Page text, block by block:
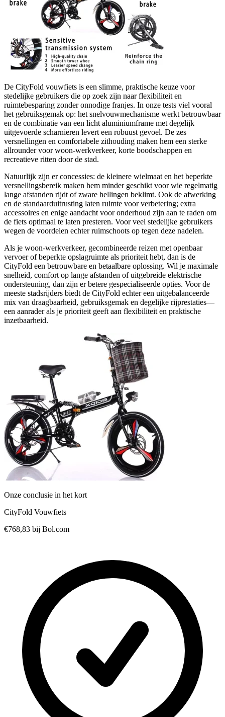
De CityFold vouwfiets is een slimme, praktische keuze voor
stedelijke gebruikers die op zoek zijn naar flexibiliteit en
ruimtebesparing zonder onnodige franjes. In onze tests viel vooral
het gebruiksgemak op: het snelvouwmechanisme werkt betrouwbaar
en de combinatie van een licht aluminiumframe met degelijk
uitgevoerde scharnieren levert een robuust gevoel. De zes
versnellingen en comfortabele zithouding maken hem een sterke
allrounder voor woon-werkverkeer, korte boodschappen en
recreatieve ritten door de stad.
Natuurlijk zijn er concessies: de kleinere wielmaat en het beperkte
versnellingsbereik maken hem minder geschikt voor wie regelmatig
lange afstanden rijdt of zware hellingen beklimt. Ook de afwerking
en de standaarduitrusting laten ruimte voor verbetering; extra
accessoires en enige aandacht voor onderhoud zijn aan te raden om
de fiets optimaal te laten presteren. Voor veel stedelijke gebruikers
wegen de voordelen echter ruimschoots op tegen deze nadelen.
Als je woon-werkverkeer, gecombineerde reizen met openbaar
vervoer of beperkte opslagruimte als prioriteit hebt, dan is de
CityFold een betrouwbare en betaalbare oplossing. Wil je maximale
snelheid, comfort op lange afstanden of uitgebreide elektrische
ondersteuning, dan zijn er betere gespecialiseerde opties. Voor de
meeste stadsrijders biedt de CityFold echter een uitgebalanceerde
mix van draagbaarheid, gebruiksgemak en degelijke rijprestaties—
een aanrader als je prioriteit geeft aan flexibiliteit en praktische
inzetbaarheid.
Onze conclusie in het kort
CityFold Vouwfiets
€768,83 bij Bol.com